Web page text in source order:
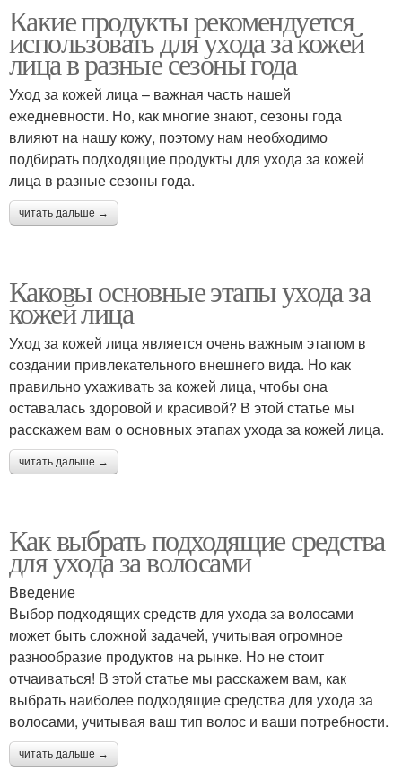
Какие продукты рекомендуется
использовать для ухода за кожей
лица в разные сезоны года
Уход за кожей лица – важная часть нашей
ежедневности. Но, как многие знают, сезоны года
влияют на нашу кожу, поэтому нам необходимо
подбирать подходящие продукты для ухода за кожей
лица в разные сезоны года.
читать дальше →
Каковы основные этапы ухода за
кожей лица
Уход за кожей лица является очень важным этапом в
создании привлекательного внешнего вида. Но как
правильно ухаживать за кожей лица, чтобы она
оставалась здоровой и красивой? В этой статье мы
расскажем вам о основных этапах ухода за кожей лица.
читать дальше →
Как выбрать подходящие средства
для ухода за волосами
Введение
Выбор подходящих средств для ухода за волосами
может быть сложной задачей, учитывая огромное
разнообразие продуктов на рынке. Но не стоит
отчаиваться! В этой статье мы расскажем вам, как
выбрать наиболее подходящие средства для ухода за
волосами, учитывая ваш тип волос и ваши потребности.
читать дальше →